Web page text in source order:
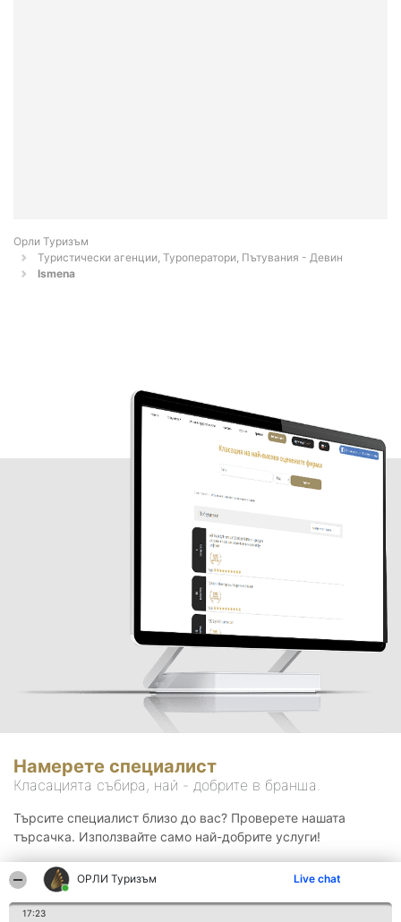
ОРЛИ Туризъм Live chat
17:23
Орли Туризъм
Туристически агенции, Туроператори, Пътувания - Девин
Ismena
Намерете специалист
Класацията събира, най - добрите в бранша.
Търсите специалист близо до вас? Проверете нашата
търсачка. Използвайте само най-добрите услуги!